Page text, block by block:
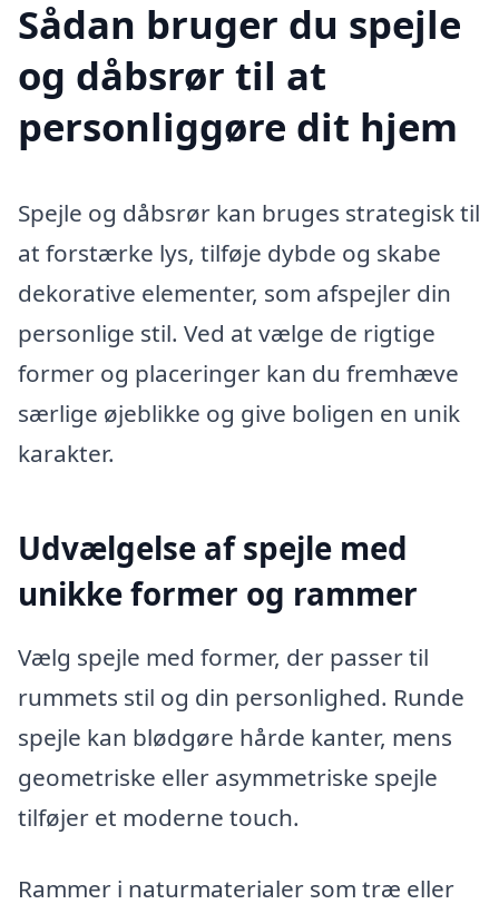
Sådan bruger du spejle
og dåbsrør til at
personliggøre dit hjem
Spejle og dåbsrør kan bruges strategisk til
at forstærke lys, tilføje dybde og skabe
dekorative elementer, som afspejler din
personlige stil. Ved at vælge de rigtige
former og placeringer kan du fremhæve
særlige øjeblikke og give boligen en unik
karakter.
Udvælgelse af spejle med
unikke former og rammer
Vælg spejle med former, der passer til
rummets stil og din personlighed. Runde
spejle kan blødgøre hårde kanter, mens
geometriske eller asymmetriske spejle
tilføjer et moderne touch.
Rammer i naturmaterialer som træ eller